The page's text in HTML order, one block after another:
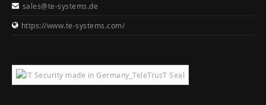
sales@te-systems.de
https://www.te-systems.com/